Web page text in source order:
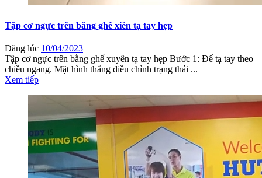
Tập cơ ngực trên bằng ghế xiên tạ tay hẹp
Đăng lúc 10/04/2023
Tập cơ ngực trên bằng ghế xuyên tạ tay hẹp Bước 1: Để tạ tay theo
chiều ngang. Mặt hình thẳng điều chỉnh trạng thái ...
Xem tiếp